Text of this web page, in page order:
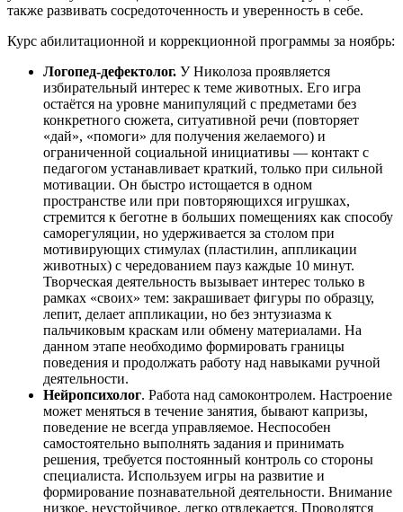
также развивать сосредоточенность и уверенность в себе.
Курс абилитационной и коррекционной программы за ноябрь:
Логопед-дефектолог. У Николоза проявляется
избирательный интерес к теме животных. Его игра
остаётся на уровне манипуляций с предметами без
конкретного сюжета, ситуативной речи (повторяет
«дай», «помоги» для получения желаемого) и
ограниченной социальной инициативы — контакт с
педагогом устанавливает краткий, только при сильной
мотивации. Он быстро истощается в одном
пространстве или при повторяющихся игрушках,
стремится к беготне в больших помещениях как способу
саморегуляции, но удерживается за столом при
мотивирующих стимулах (пластилин, аппликации
животных) с чередованием пауз каждые 10 минут.
Творческая деятельность вызывает интерес только в
рамках «своих» тем: закрашивает фигуры по образцу,
лепит, делает аппликации, но без энтузиазма к
пальчиковым краскам или обмену материалами. На
данном этапе необходимо формировать границы
поведения и продолжать работу над навыками ручной
деятельности.
Нейропсихолог. Работа над самоконтролем. Настроение
может меняться в течение занятия, бывают капризы,
поведение не всегда управляемое. Неспособен
самостоятельно выполнять задания и принимать
решения, требуется постоянный контроль со стороны
специалиста. Используем игры на развитие и
формирование познавательной деятельности. Внимание
низкое, неустойчивое, легко отвлекается. Проводятся